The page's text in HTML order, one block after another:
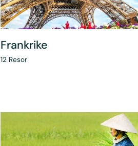
Frankrike
12 Resor